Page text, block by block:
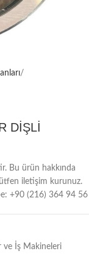
DİŞLİ
Bu ürün hakkında
iletişim kurunuz.
+90 (216) 364 94 56
ve İş Makineleri